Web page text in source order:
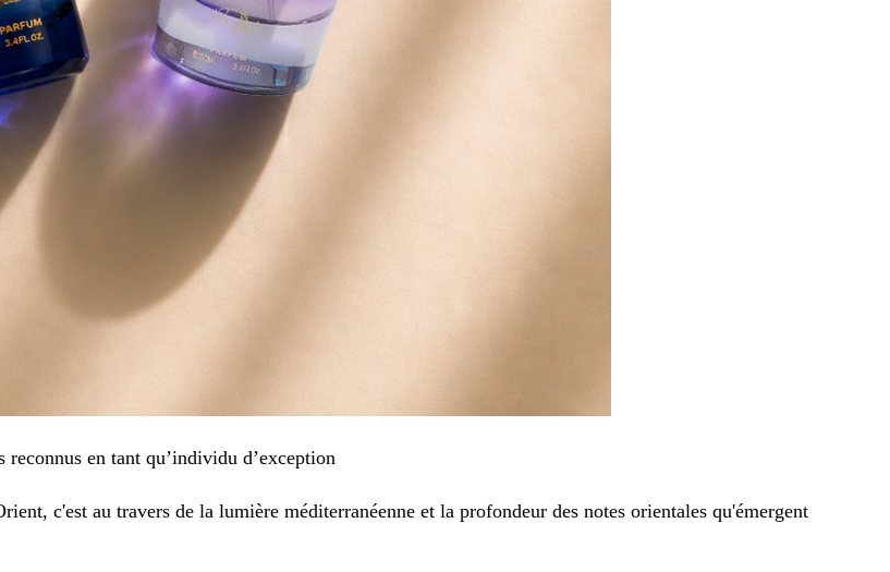
reconnus en tant qu’individu d’exception
c'est au travers de la lumière méditerranéenne et la profondeur des notes orientales qu'émergent